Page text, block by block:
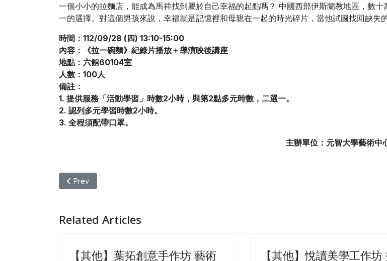
一個小小的拉麵店，能成為馬祥找到屬於自己幸福的起點嗎？ 中國西部伊斯蘭教地區，數
一的選擇。對這個男孩來說，幸福就是記憶裡和母親在一起的時光碎片，當他試圖找回缺失
時間：112/09/28 (四) 13:10-15:00
內容：《拉一碗麵》紀錄片播放＋導演映後講座
地點：六館60104室
人數：100人
備註：
1. 提供服務「活動學習」時數2小時，與第2點多元時數，二選一。
2. 認列多元學習時數2小時。
3. 全程須配帶口罩。
主辦單位：元智大學藝術中
Previous article: 【其他】2023桃園電影節「桃影愛趣淘」校園活動專場
Prev
Related Articles
【其他】葉拓創意手作坊 藝術
【其他】悅讀美學工作坊